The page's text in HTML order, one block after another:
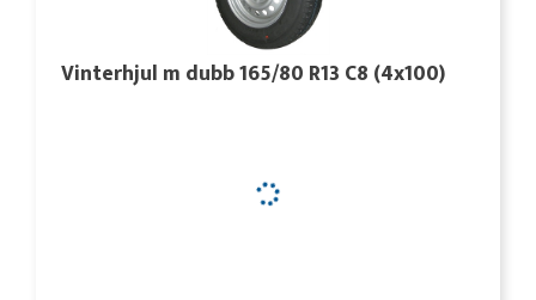
Vinterhjul m dubb 165/80 R13 C8 (4x100)